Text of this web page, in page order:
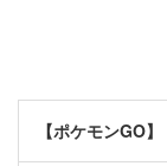
【ポケモンGO